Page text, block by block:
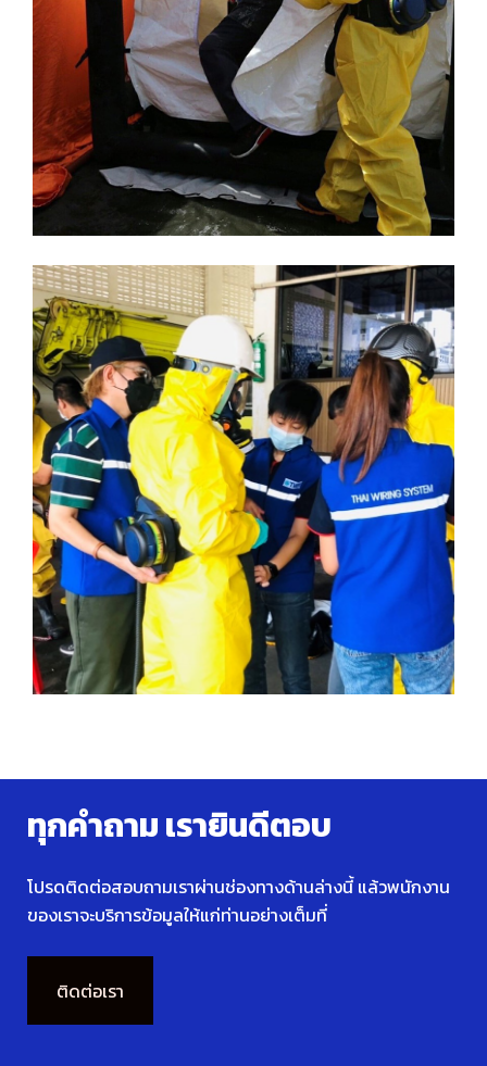
ทุกคำถาม เรายินดีตอบ
โปรดติดต่อสอบถามเราผ่านช่องทางด้านล่างนี้ แล้วพนักงาน
ของเราจะบริการข้อมูลให้แก่ท่านอย่างเต็มที่
ติดต่อเรา